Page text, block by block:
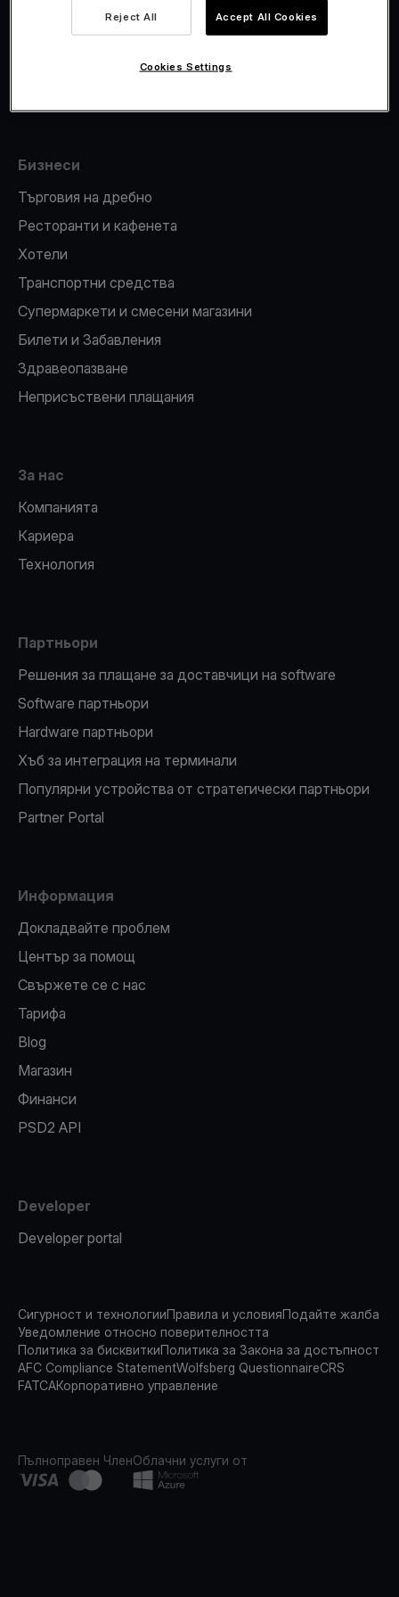
Фискализация
Бизнеси
Търговия на дребно
Ресторанти и кафенета
Хотели
Транспортни средства
Супермаркети и смесени магазини
Билети и Забавления
Здравеопазване
Неприсъствени плащания
За нас
Компанията
Кариера
Технология
Партньори
Решения за плащане за доставчици на software
Software партньори
Hardware партньори
Хъб за интеграция на терминали
Популярни устройства от стратегически партньори
Partner Portal
Информация
Докладвайте проблем
Център за помощ
Свържете се с нас
Тарифа
Blog
Магазин
Финанси
PSD2 API
Developer
Developer portal
Сигурност и технологииПравила и условияПодайте жалба
Уведомление относно поверителността
Политика за бисквиткиПолитика за Закона за достъпност
AFC Compliance StatementWolfsberg QuestionnaireCRS
FATCAКорпоративно управление
Пълноправен ЧленОблачни услуги от
Reject All Accept All Cookies
Cookies Settings